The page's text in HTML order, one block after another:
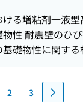
｢RaVi｣の現場
ン用薬剤の適用
る増粘剤一液
性 耐震壁のひ
礎物性に関す
鉄筋コンクリ
発 : プロトタ
る建設工事中
2 3